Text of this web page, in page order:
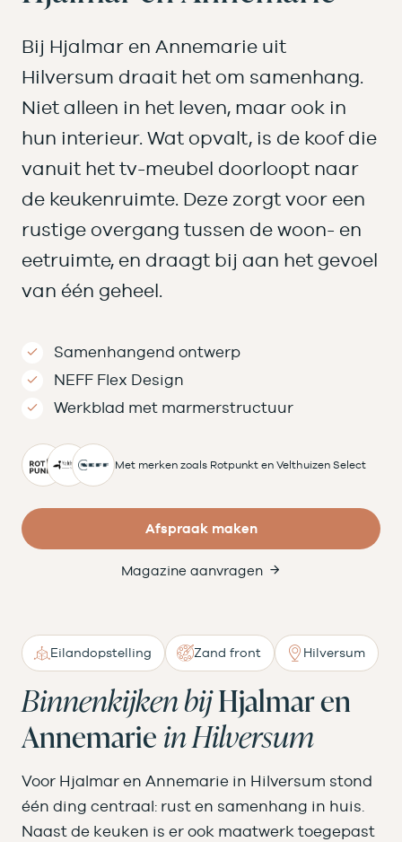
Bij Hjalmar en Annemarie uit
Hilversum draait het om samenhang.
Niet alleen in het leven, maar ook in
hun interieur. Wat opvalt, is de koof die
vanuit het tv-meubel doorloopt naar
de keukenruimte. Deze zorgt voor een
rustige overgang tussen de woon- en
eetruimte, en draagt bij aan het gevoel
van één geheel.
Samenhangend ontwerp
NEFF Flex Design
Werkblad met marmerstructuur
Met merken zoals Rotpunkt en Velthuizen Select
Afspraak maken
Magazine aanvragen
Eilandopstelling Zand front Hilversum
Binnenkijken bijHjalmar en
Annemariein Hilversum
Voor Hjalmar en Annemarie in Hilversum stond
één ding centraal: rust en samenhang in huis.
Naast de keuken is er ook maatwerk toegepast